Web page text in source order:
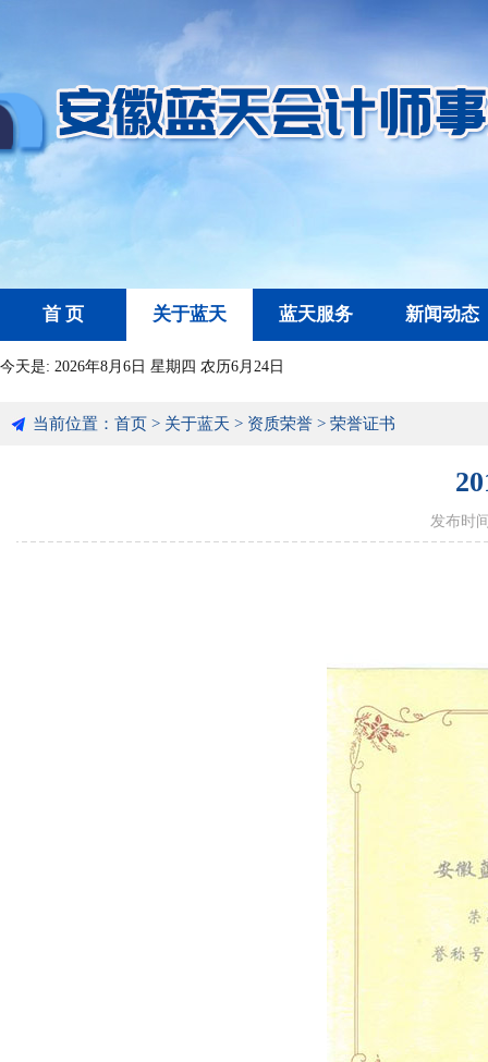
首 页 关于蓝天 蓝天服务 新闻动态
今天是: 2026年8月6日 星期四 农历6月24日
当前位置： 首页 > 关于蓝天 > 资质荣誉 > 荣誉证书
发布时